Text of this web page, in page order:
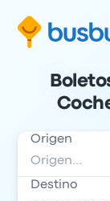
Origen
Destino